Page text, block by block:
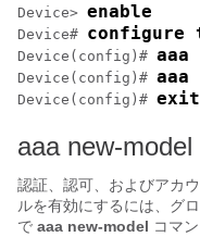
Device> enable
Device# configure
Device(config)# aaa
Device(config)#
Device(config)# exit
aaa new-model
認証、認可、およびアカ
ルを有効にするには、グ
で aaa new-model コマ